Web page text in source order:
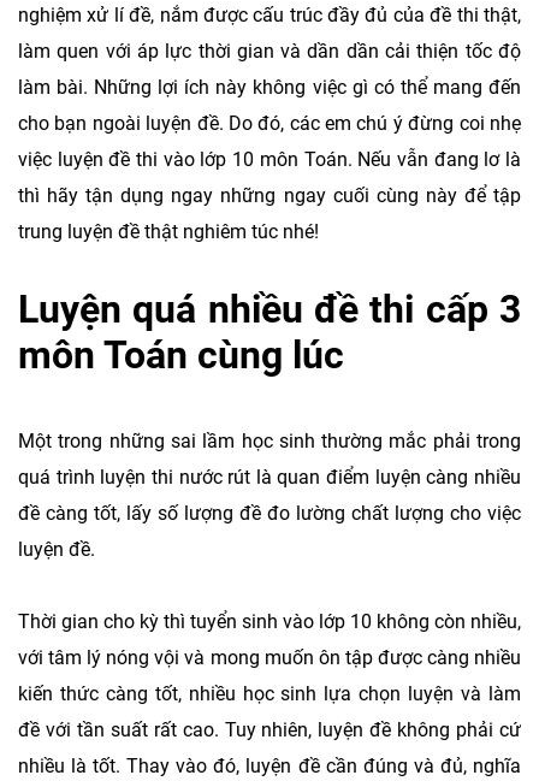
nghiệm xử lí đề, nắm được cấu trúc đầy đủ của đề thi thật,
làm quen với áp lực thời gian và dần dần cải thiện tốc độ
làm bài. Những lợi ích này không việc gì có thể mang đến
cho bạn ngoài luyện đề. Do đó, các em chú ý đừng coi nhẹ
việc luyện đề thi vào lớp 10 môn Toán. Nếu vẫn đang lơ là
thì hãy tận dụng ngay những ngay cuối cùng này để tập
trung luyện đề thật nghiêm túc nhé!
Luyện quá nhiều đề thi cấp 3
môn Toán cùng lúc
Một trong những sai lầm học sinh thường mắc phải trong
quá trình luyện thi nước rút là quan điểm luyện càng nhiều
đề càng tốt, lấy số lượng đề đo lường chất lượng cho việc
luyện đề.
Thời gian cho kỳ thì tuyển sinh vào lớp 10 không còn nhiều,
với tâm lý nóng vội và mong muốn ôn tập được càng nhiều
kiến thức càng tốt, nhiều học sinh lựa chọn luyện và làm
đề với tần suất rất cao. Tuy nhiên, luyện đề không phải cứ
nhiều là tốt. Thay vào đó, luyện đề cần đúng và đủ, nghĩa